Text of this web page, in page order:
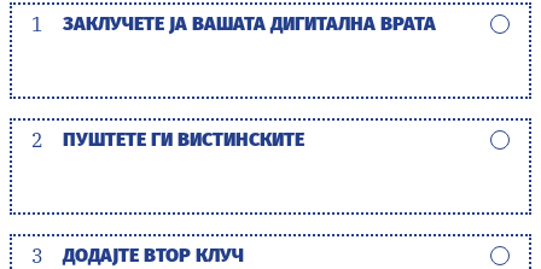
1 ЗАКЛУЧЕТЕ ЈА ВАШАТА ДИГИТАЛНА ВРАТА
2 ПУШТЕТЕ ГИ ВИСТИНСКИТЕ
3 ДОДАЈТЕ ВТОР КЛУЧ